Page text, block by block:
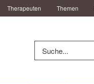
Therapeuten Themen